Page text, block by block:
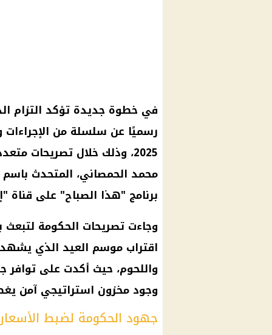
في خطوة جديدة تؤكد التزام
رسميًا عن سلسلة من الإجراءات
2025، وذلك خلال تصريحات
محمد الحمصاني، المتحدث
برنامج "هذا الصباح" على قناة
وجاءت تصريحات الحكومة
اقتراب موسم العيد الذي
واللحوم، حيث أكدت على توافر
وجود مخزون استراتيجي آمن
جهود الحكومة لضبط